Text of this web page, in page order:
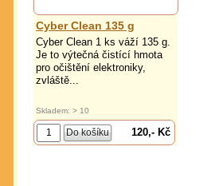
Cyber Clean 135 g
Cyber Clean 1 ks váží 135 g.
Je to výtečná čistící hmota
pro očištění elektroniky,
zvláště...
Skladem: > 10
120,- Kč